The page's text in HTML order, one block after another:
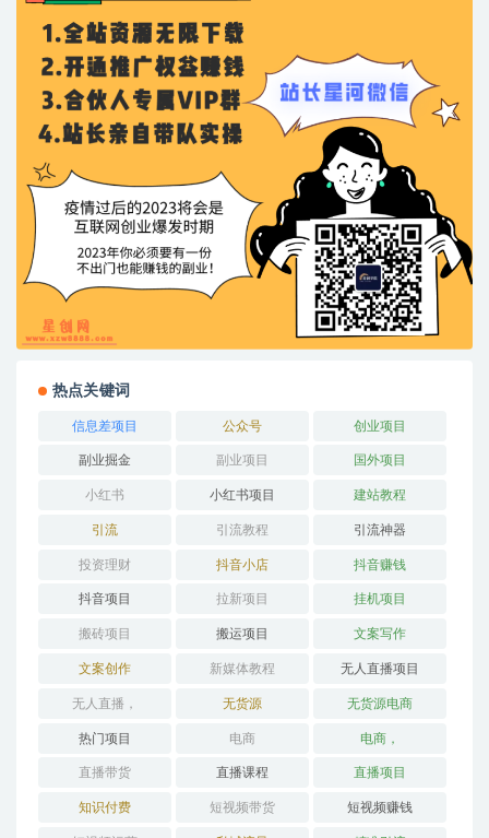
热点关键词
信息差项目 公众号 创业项目
副业掘金 副业项目 国外项目
小红书 小红书项目 建站教程
引流 引流教程 引流神器
投资理财 抖音小店 抖音赚钱
抖音项目 拉新项目 挂机项目
搬砖项目 搬运项目 文案写作
文案创作 新媒体教程 无人直播项目
无人直播， 无货源 无货源电商
热门项目 电商 电商，
直播带货 直播课程 直播项目
知识付费 短视频带货 短视频赚钱